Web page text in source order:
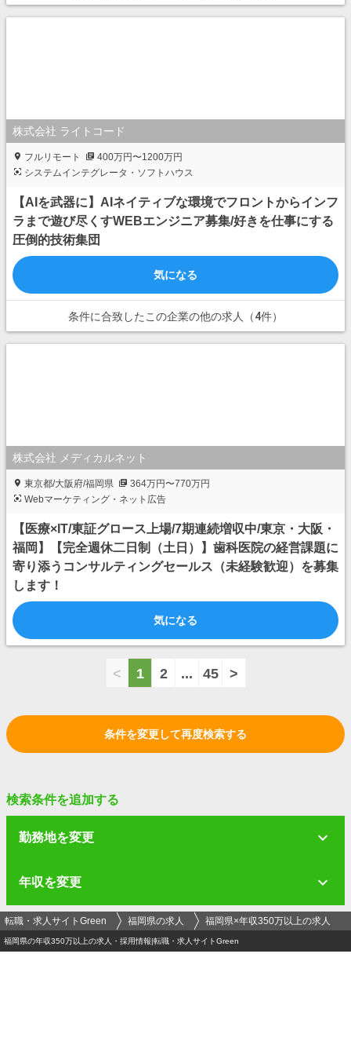
株式会社 ライトコード
フルリモート
400万円〜1200万円
システムインテグレータ・ソフトハウス
【AIを武器に】AIネイティブな環境でフロントからインフ
ラまで遊び尽くすWEBエンジニア募集/好きを仕事にする
圧倒的技術集団
気になる
条件に合致したこの企業の他の求人（4件）
株式会社 メディカルネット
東京都/大阪府/福岡県
364万円〜770万円
Webマーケティング・ネット広告
【医療×IT/東証グロース上場/7期連続増収中/東京・大阪・
福岡】【完全週休二日制（土日）】歯科医院の経営課題に
寄り添うコンサルティングセールス（未経験歓迎）を募集
します！
気になる
< 1 2 ... 45 >
条件を変更して再度検索する
検索条件を追加する
勤務地を変更
年収を変更
転職・求人サイトGreen 福岡県の求人 福岡県×年収350万以上の求人
福岡県の年収350万以上の求人・採用情報|転職・求人サイトGreen